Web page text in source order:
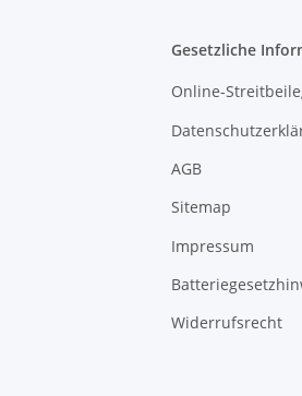
Gesetzliche
Online-
AGB
Sitemap
Impressum
Widerrufsrecht